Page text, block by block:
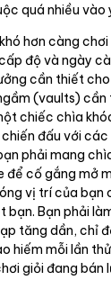
quá nhiều vào
hơn càng
độ và ngày
cần thiết
(vaults)
chiếc chìa
đấu với
phải mang
để cố gắng mở
vị trí của bạn
Bạn phải
tăng dần, chỉ
hiếm mỗi lần
giỏi đang bán